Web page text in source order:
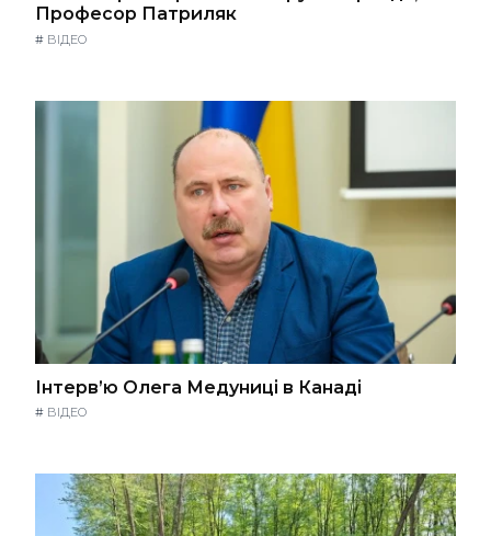
Професор Патриляк
# ВІДЕО
Інтерв’ю Олега Медуниці в Канаді
# ВІДЕО